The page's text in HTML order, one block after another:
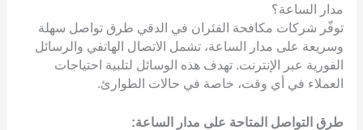
مدار الساعة؟
توفّر شركات مكافحة الفئران في الدقي طرق تواصل سهلة
وسريعة على مدار الساعة، تشمل الاتصال الهاتفي والرسائل
الفورية عبر الإنترنت. تهدف هذه الوسائل لتلبية احتياجات
العملاء في أي وقت، خاصة في حالات الطوارئ.
طرق التواصل المتاحة على مدار الساعة: